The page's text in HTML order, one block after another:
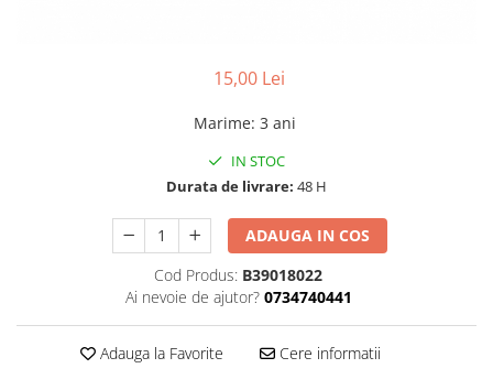
15,00 Lei
Marime: 3 ani
IN STOC
Durata de livrare: 48 H
ADAUGA IN COS
Cod Produs: B39018022
Ai nevoie de ajutor? 0734740441
Adauga la Favorite Cere informatii